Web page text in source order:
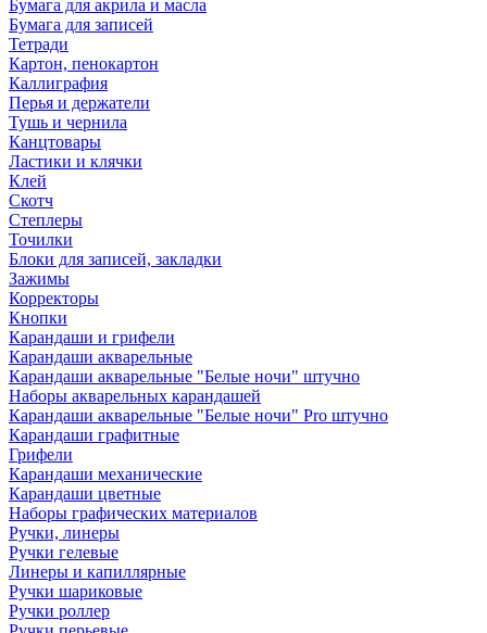
Бумага для акрила и масла
Бумага для записей
Тетради
Картон, пенокартон
Каллиграфия
Перья и держатели
Тушь и чернила
Канцтовары
Ластики и клячки
Клей
Скотч
Степлеры
Точилки
Блоки для записей, закладки
Зажимы
Корректоры
Кнопки
Карандаши и грифели
Карандаши акварельные
Карандаши акварельные "Белые ночи" штучно
Наборы акварельных карандашей
Карандаши акварельные "Белые ночи" Pro штучно
Карандаши графитные
Грифели
Карандаши механические
Карандаши цветные
Наборы графических материалов
Ручки, линеры
Ручки гелевые
Линеры и капиллярные
Ручки шариковые
Ручки роллер